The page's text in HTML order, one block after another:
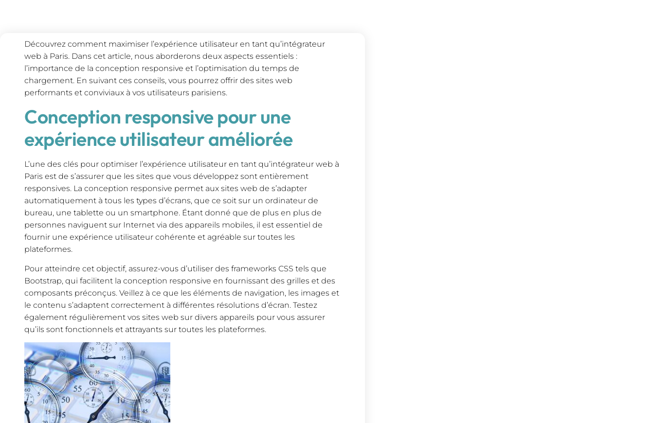
Découvrez comment maximiser l’expérience utilisateur en tant qu’intégrateur
web à Paris. Dans cet article, nous aborderons deux aspects essentiels :
l’importance de la conception responsive et l’optimisation du temps de
chargement. En suivant ces conseils, vous pourrez offrir des sites web
performants et conviviaux à vos utilisateurs parisiens.
Conception responsive pour une
expérience utilisateur améliorée
L’une des clés pour optimiser l’expérience utilisateur en tant qu’intégrateur web à
Paris est de s’assurer que les sites que vous développez sont entièrement
responsives. La conception responsive permet aux sites web de s’adapter
automatiquement à tous les types d’écrans, que ce soit sur un ordinateur de
bureau, une tablette ou un smartphone. Étant donné que de plus en plus de
personnes naviguent sur Internet via des appareils mobiles, il est essentiel de
fournir une expérience utilisateur cohérente et agréable sur toutes les
plateformes.
Pour atteindre cet objectif, assurez-vous d’utiliser des frameworks CSS tels que
Bootstrap, qui facilitent la conception responsive en fournissant des grilles et des
composants préconçus. Veillez à ce que les éléments de navigation, les images et
le contenu s’adaptent correctement à différentes résolutions d’écran. Testez
également régulièrement vos sites web sur divers appareils pour vous assurer
qu’ils sont fonctionnels et attrayants sur toutes les plateformes.